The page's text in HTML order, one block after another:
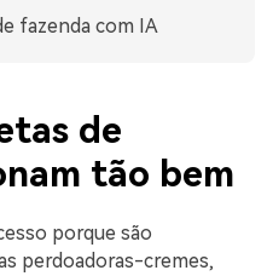
fazenda com IA
de
tão bem
porque são
perdoadoras-cremes,